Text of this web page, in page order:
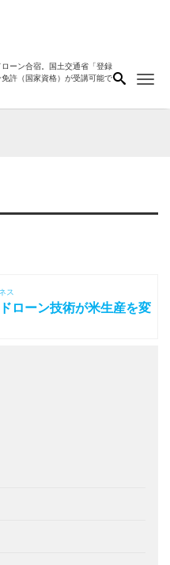
ーン合宿。国土交通省「登録
許（国家資格）が受講可能で
ス
ローン技術が米生産を変